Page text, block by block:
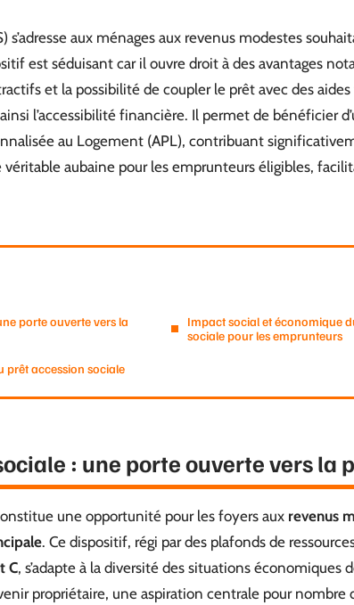
s’adresse aux ménages aux revenus modestes
est séduisant car il ouvre droit à des avantages
et la possibilité de coupler le prêt avec des
l’accessibilité financière. Il permet de bénéficier
au Logement (APL), contribuant
véritable aubaine pour les emprunteurs éligibles,
porte ouverte vers la
prêt accession sociale
Impact social et économique
sociale pour les emprunteurs
: une porte ouverte vers la
une opportunité pour les foyers aux revenus
. Ce dispositif, régi par des plafonds de
C, s’adapte à la diversité des situations économiques
propriétaire, une aspiration centrale pour nombre